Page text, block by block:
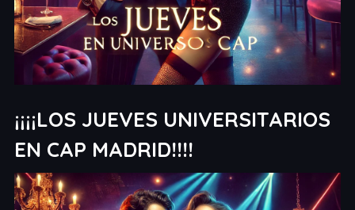
¡¡¡¡LOS JUEVES UNIVERSITARIOS
EN CAP MADRID!!!!